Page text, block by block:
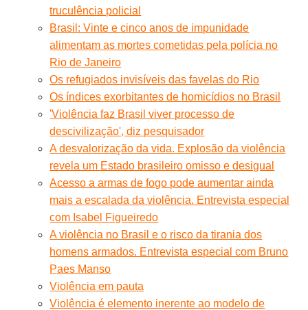
truculência policial
Brasil: Vinte e cinco anos de impunidade
alimentam as mortes cometidas pela polícia no
Rio de Janeiro
Os refugiados invisíveis das favelas do Rio
Os índices exorbitantes de homicídios no Brasil
'Violência faz Brasil viver processo de
descivilização', diz pesquisador
A desvalorização da vida. Explosão da violência
revela um Estado brasileiro omisso e desigual
Acesso a armas de fogo pode aumentar ainda
mais a escalada da violência. Entrevista especial
com Isabel Figueiredo
A violência no Brasil e o risco da tirania dos
homens armados. Entrevista especial com Bruno
Paes Manso
Violência em pauta
Violência é elemento inerente ao modelo de